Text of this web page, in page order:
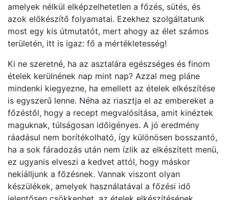
amelyek nélkül elképzelhetetlen a főzés, sütés, és
azok előkészítő folyamatai. Ezekhez szolgáltatunk
most egy kis útmutatót, mert ahogy az élet számos
területén, itt is igaz: fő a mértékletesség!
Ki ne szeretné, ha az asztalára egészséges és finom
ételek kerülnének nap mint nap? Azzal meg pláne
mindenki kiegyezne, ha emellett az ételek elkészítése
is egyszerű lenne. Néha az riasztja el az embereket a
főzéstől, hogy a recept megvalósítása, amit kinéztek
maguknak, túlságosan időigényes. A jó eredmény
ráadásul nem borítékolható, így különösen bosszantó,
ha a sok fáradozás után nem ízlik az elkészített menü,
ez ugyanis elveszi a kedvet attól, hogy máskor
nekiálljunk a főzésnek. Vannak viszont olyan
készülékek, amelyek használatával a főzési idő